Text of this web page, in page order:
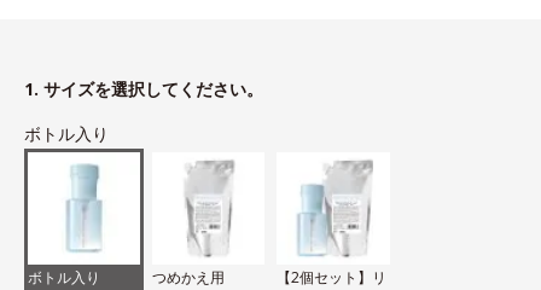
1. サイズを選択してください。
ボトル入り
ボトル入り
つめかえ用
【2個セット】リ